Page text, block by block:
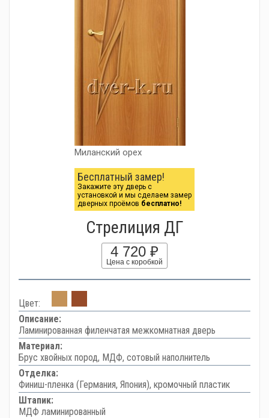
Миланский орех
Бесплатный замер!
Закажите эту дверь с
установкой и мы сделаем замер
дверных проёмов бесплатно!
Стрелиция ДГ
4 720 ₽
Цена с коробкой
Цвет:
Описание:
Ламинированная филенчатая межкомнатная дверь
Материал:
Брус хвойных пород, МДФ, сотовый наполнитель
Отделка:
Финиш-пленка (Германия, Япония), кромочный пластик
Штапик:
МДФ ламинированный